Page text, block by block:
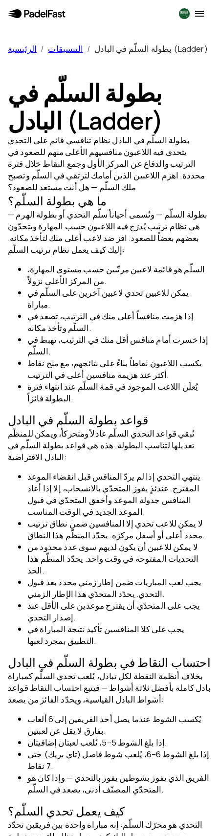
الرئيسية / التنسيقات / بطولة السلّم في البادل (Ladder)
بطولة السلّم في
البادل (Ladder)
بطولة السلّم في البادل نظام تنافسي قائم على التحدي
يتحدى فيه اللاعبون منافسيهم الأعلى منهم للصعود في
الترتيب والدفاع عن المركز الأول وجمع النقاط خلال فترة
محددة. اهزم اللاعبين الذين أمامك لترتقي في السلّم وتصبح
ملك السلّم — هل أنت مستعد للصعود؟
ما هي بطولة السلّم؟
بطولة السلّم — وتُسمى أحياناً سلّم التحدي أو بطولة الهرم —
هي نظام ترتيب يُدرَج فيه اللاعبون حسب المهارة ويتحدّون
بعضهم بعضاً للصعود. افز ضد لاعب أعلى منك لتأخذ مكانه.
إليك كيف يعمل نظام ترتيب السلّم:
السلّم هو قائمة لاعبين مرتّبين حسب مستوى المهارة،
من المركز الأعلى نزولاً.
يمكن للاعبين تحدي لاعبين آخرين على السلّم في
مباراة.
إذا هزمت منافساً أعلى منك في الترتيب، تصعد في
السلّم وتأخذ مكانه.
إذا خسرت أمام منافس أقل منك في الترتيب، تهبط في
السلّم.
يكسب اللاعبون نقاطاً بناءً على نتائجهم، مع منح نقاط
أكثر عند هزيمة منافسين أعلى في الترتيب.
يُعلَن اللاعب الموجود في قمة السلّم عند انتهاء فترة
البطولة فائزاً.
قواعد بطولة السلّم في البادل
تُبقي قواعد التحدي السلّم عادلاً ومتحركاً، ويمكن للمنظّم
تعديلها لتناسب البطولة. هذه هي قواعد بطولة السلّم في
البادل الافتراضية:
ينتهي التحدي إذا لم يردّ المنافس قبل انقضاء الموعد
المقترح. عندئذٍ يفوز المتحدّي بالانسحاب، إلا إذا أعاد
المنافس جدولة الموعد وأخفق المتحدّي في قبول
الموعد الجديد في الوقت المناسب.
لا يمكن للاعب تحدي إلا المنافسين ضمن نطاق ترتيب
محدد أعلى أو أسفل مركزه. يحدّد المنظّم هذا النطاق.
لا يمكن للاعبين أن يكون لديهم سوى عدد محدود من
التحديات المفتوحة في وقت واحد. يحدّد المنظّم هذا
الحد.
يجب لعب المباريات ضمن إطار زمني محدد بعد قبول
التحدي. يحدّد المتحدّي هذا الإطار الزمني.
يجب على المتحدّي أن يقترح موعدين على الأقل عند
إصدار التحدي.
يجب على كلا المنافسين تأكيد نتيجة المباراة في
التطبيق بمجرد لعبها.
احتساب النقاط في بطولة السلّم في البادل
بخلاف أنظمة النقطة لكل تبادل، يُلعب تحدي السلّم كمباراة
بادل كاملة بأفضل ثلاثة أشواط — فيتبع احتساب النقاط قواعد
أشواط البادل القياسية، ويحدّد الفائز من يصعد:
يُكسب الشوط عندما يصل أحد الفريقين إلى 6 ألعاب
بفارق لا يقل عن لعبتين.
إذا بلغ الشوط 5–5، تُلعب لعبتان إضافيتان.
إذا بلغ الشوط 6–6، يُلعب شوط فاصل (تاي بريك) حتى
7 نقاط.
الفريق الذي يفوز بشوطين يفوز بالتحدي — وإذا كان هو
المتحدّي المصنّف أدنى، يصعد في السلّم.
كيف يعمل تحدي السلّم؟
التحدي هو محرّك السلّم: إنه مباراة واحدة بين فريقين تحدّد